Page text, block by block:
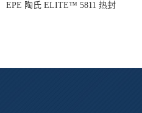
EPE 陶氏 ELITE™ 5811 热封